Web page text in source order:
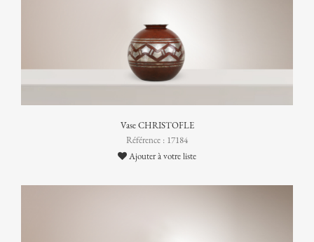
Vase CHRISTOFLE
Référence : 17184
Ajouter à votre liste